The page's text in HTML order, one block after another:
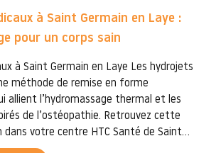
à Saint Germain en Laye :
pour un corps sain
à Saint Germain en Laye Les hydrojets
méthode de remise en forme
allient l’hydromassage thermal et les
de l’ostéopathie. Retrouvez cette
dans votre centre HTC Santé de Saint...